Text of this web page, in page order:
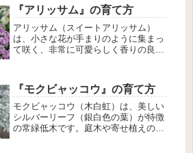
『アリッサム』の育て方
アリッサム（スイートアリッサム）
は、小さな花が手まりのように集まっ
て咲く、非常に可愛らしく香りの良い
名：Lobularia maritima科名 / 属名：ア
ブラナ科 / ロ...
『モクビャッコウ』の育て方
モクビャッコウ（木白虹）は、美しい
シルバーリーフ（銀白色の葉）が特徴
の常緑低木です。庭木や寄せ植えのア